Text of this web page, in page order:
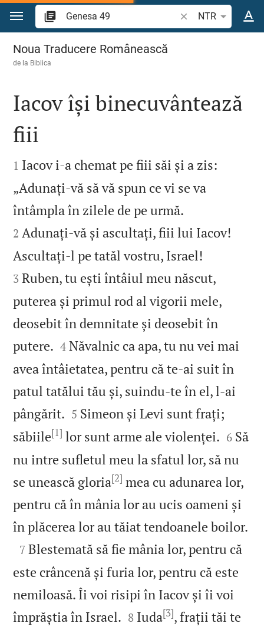
Sari la conținut
Căutați un verset
NTR
Genesa 49
Noua Traducere Românească
de la Biblica

Iacov își binecuvântează
fiii

1 Iacov i‑a chemat pe fiii săi și a zis:
„Adunați‑vă să vă spun ce vi se va
întâmpla în zilele de pe urmă.
2 Adunați‑vă și ascultați, fiii lui Iacov!
Ascultați‑l pe tatăl vostru, Israel!
3 Ruben, tu ești întâiul meu născut,
puterea și primul rod al vigorii mele,
deosebit în demnitate și deosebit în
putere. 

4 Năvalnic ca apa, tu nu vei mai
avea întâietatea, pentru că te‑ai suit în
patul tatălui tău și, suindu‑te în el, l‑ai
pângărit. 

5 Simeon și Levi sunt frați;
săbiile[1] lor sunt arme ale violenței. 

6 Să
nu intre sufletul meu la sfatul lor, să nu
se unească gloria[2] mea cu adunarea lor,
pentru că în mânia lor au ucis oameni și
în plăcerea lor au tăiat tendoanele boilor.

7 Blestemată să fie mânia lor, pentru că
este crâncenă și furia lor, pentru că este
nemiloasă. Îi voi risipi în Iacov și îi voi
împrăștia în Israel. 

8 Iuda[3], frații tăi te